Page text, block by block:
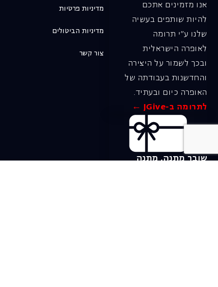
אנו מזמינים אתכם
להיות שותפים בעשיה
שלנו ע"י תרומה
לאופרה הישראלית
ובכך לשמור על היצירה
והחדשנות בעבודתה של
האופרה כיום ובעתיד.
לתרומה ב-JGive ←
שובר מתנה. מתנה
מדיניות פרטיות
מדיניות הביטולים
צור קשר